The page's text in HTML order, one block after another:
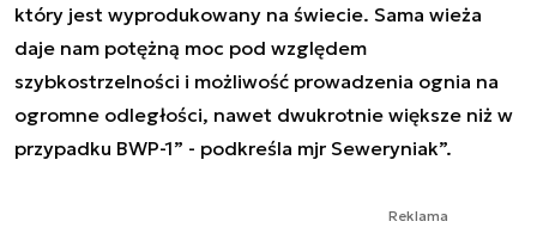
który jest wyprodukowany na świecie. Sama wieża
daje nam potężną moc pod względem
szybkostrzelności i możliwość prowadzenia ognia na
ogromne odległości, nawet dwukrotnie większe niż w
przypadku BWP-1” - podkreśla mjr Seweryniak”.
Reklama